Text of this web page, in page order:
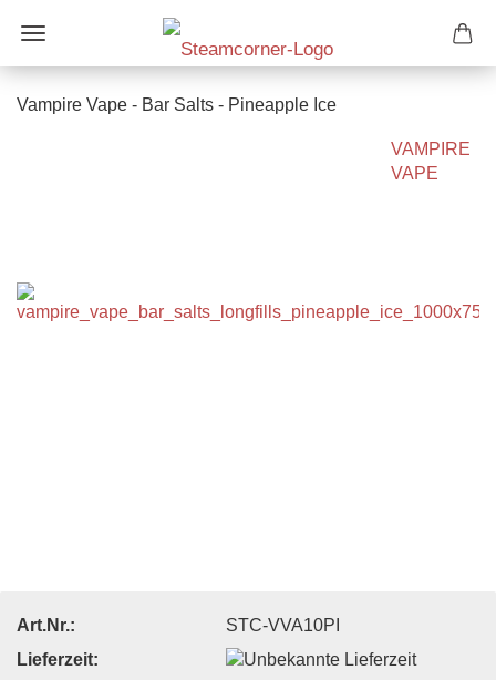
Vampire Vape - Bar Salts - Pineapple Ice
VAMPIRE
VAPE
Art.Nr.:
STC-VVA10PI
Lieferzeit: